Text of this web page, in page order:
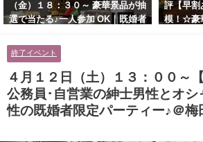
（金）１８：３０～ 豪華景品が抽
選で当たる♪一人参加 OK｜既婚者
に余裕のある健康的なオシャレ男
性と美容好きで優しさのある大人
女性の既婚者限定ビッグパーティ
ー♪＠池袋】
評【早割
模！☆豪
ティー♪
終了イベント
４月１２日（土）１３：００～
公務員･自営業の紳士男性とオシ
性の既婚者限定パーティー♪＠梅